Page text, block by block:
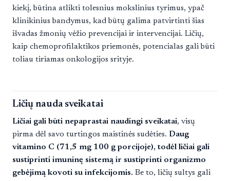
kiekį, būtina atlikti tolesnius mokslinius tyrimus, ypač
klinikinius bandymus, kad būtų galima patvirtinti šias
išvadas žmonių vėžio prevencijai ir intervencijai. Ličių,
kaip chemoprofilaktikos priemonės, potencialas gali būti
toliau tiriamas onkologijos srityje.
Ličių nauda sveikatai
Ličiai gali būti nepaprastai naudingi sveikatai, visų
pirma dėl savo turtingos maistinės sudėties. Daug
vitamino C (71,5 mg 100 g porcijoje), todėl ličiai gali
sustiprinti imuninę sistemą ir sustiprinti organizmo
gebėjimą kovoti su infekcijomis. Be to, ličių sultys gali